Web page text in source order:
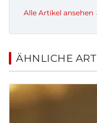
Alle Artikel ansehen
ÄHNLICHE